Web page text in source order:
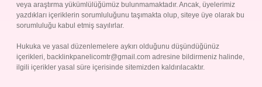
veya araştırma yükümlülüğümüz bulunmamaktadır. Ancak, üyelerimiz
yazdıkları içeriklerin sorumluluğunu taşımakta olup, siteye üye olarak bu
sorumluluğu kabul etmiş sayılırlar.
Hukuka ve yasal düzenlemelere aykırı olduğunu düşündüğünüz
içerikleri, backlinkpanelicomtr@gmail.com adresine bildirmeniz halinde,
ilgili içerikler yasal süre içerisinde sitemizden kaldırılacaktır.